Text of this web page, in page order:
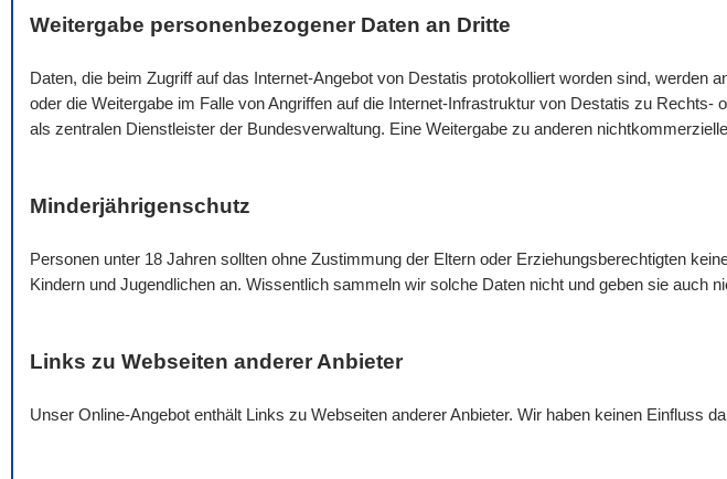
Weitergabe personenbezogener Daten an Dritte
Daten, die beim Zugriff auf das Internet-Angebot von Destatis protokolliert worden sind,
oder die Weitergabe im Falle von Angriffen auf die Internet-Infrastruktur von Destatis zu
als zentralen Dienstleister der Bundesverwaltung. Eine Weitergabe zu anderen
Minderjährigenschutz
Personen unter 18 Jahren sollten ohne Zustimmung der Eltern oder Erziehungsberechtigten
Kindern und Jugendlichen an. Wissentlich sammeln wir solche Daten nicht und geben sie auch
Links zu Webseiten anderer Anbieter
Unser Online-Angebot enthält Links zu Webseiten anderer Anbieter. Wir haben keinen Einfluss